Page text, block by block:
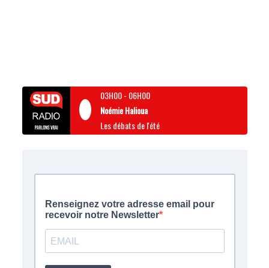
03H00- 06H00
Noémie Halioua
Les débats de l'été